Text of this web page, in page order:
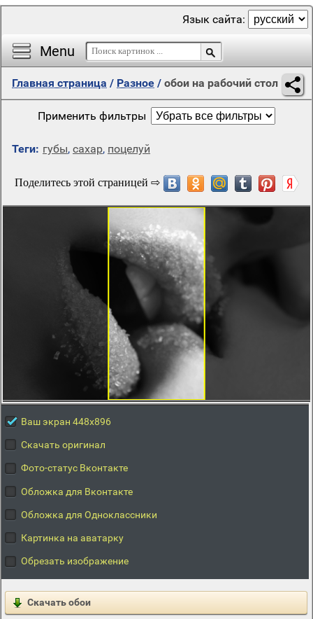
Menu
Язык сайта:
Главная страница / Разное / обои на рабочий стол
Применить фильтры
Теги: губы, сахар, поцелуй
Ваш экран 448x896
Скачать оригинал
Фото-статус Вконтакте
Обложка для Вконтакте
Обложка для Одноклассники
Картинка на аватарку
Обрезать изображение
Скачать обои